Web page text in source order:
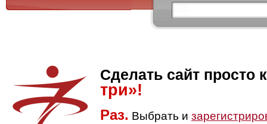
Сделать сайт просто
три»!
Раз. Выбрать и